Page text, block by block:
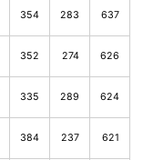
354 283 637
352 274 626
335 289 624
384 237 621